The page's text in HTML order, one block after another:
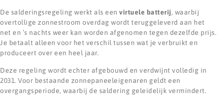
De salderingsregeling werkt als een virtuele batterij, waarbij
overtollige zonnestroom overdag wordt teruggeleverd aan het
net en ’s nachts weer kan worden afgenomen tegen dezelfde prijs.
Je betaalt alleen voor het verschil tussen wat je verbruikt en
produceert over een heel jaar.
Deze regeling wordt echter afgebouwd en verdwijnt volledig in
2031. Voor bestaande zonnepaneeleigenaren geldt een
overgangsperiode, waarbij de saldering geleidelijk vermindert.